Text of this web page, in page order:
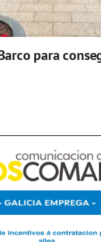
para